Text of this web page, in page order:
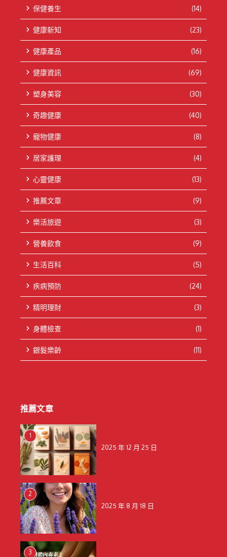
保健養生 (14)
健康新知 (23)
健康產品 (16)
健康資訊 (69)
塑身美容 (30)
奇趣健康 (40)
寵物健康 (8)
居家護理 (4)
心靈健康 (13)
推薦文章 (9)
樂活旅遊 (3)
營養飲食 (9)
生活百科 (5)
疾病預防 (24)
精明理財 (3)
身體檢查 (1)
銀髮樂齡 (11)
推薦文章
1
2025 年 12 月 25 日
2
2025 年 8 月 18 日
3